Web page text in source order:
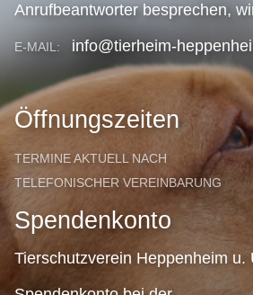
Anrufbeantworter besprechen,
E-MAIL: info@tierheim-
Öffnungszeiten
TERMINE AKTUELL NACH
TELEFONISCHER VEREINBARUNG
Spendenkonto
Tierschutzverein Heppenheim u.